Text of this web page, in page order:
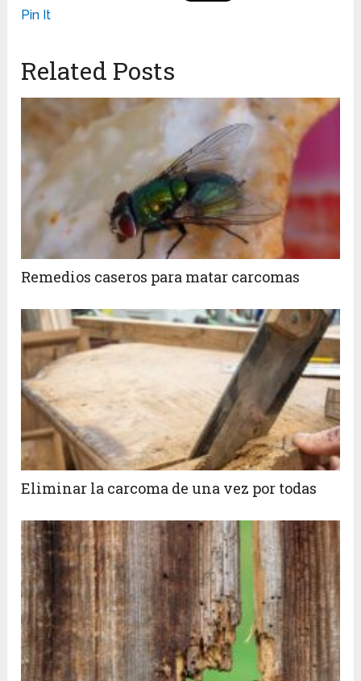
Pin It
Related Posts
Remedios caseros para matar carcomas
Eliminar la carcoma de una vez por todas